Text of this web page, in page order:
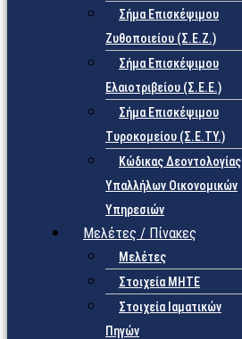
Σήμα Επισκέψιμου
Ζυθοποιείου (Σ.Ε.Ζ.)
Σήμα Επισκέψιμου
Ελαιοτριβείου (Σ.Ε.Ε.)
Σήμα Επισκέψιμου
Τυροκομείου (Σ.Ε.TY.)
Κώδικας Δεοντολογίας
Υπαλλήλων Οικονομικών
Υπηρεσιών
Μελέτες / Πίνακες
Μελέτες
Στοιχεία ΜΗΤΕ
Στοιχεία Ιαματικών
Πηγών